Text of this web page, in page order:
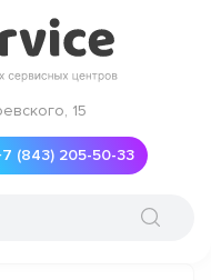
15
(843) 205-50-33